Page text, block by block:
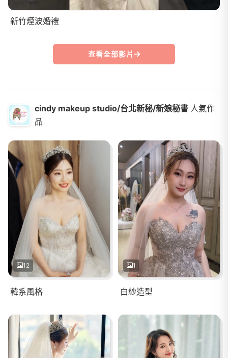
cindy makeup studio/台北新秘/新娘秘書 人氣作
品
12
韓系風格
1
白紗造型
新竹煙波婚禮
查看全部影片